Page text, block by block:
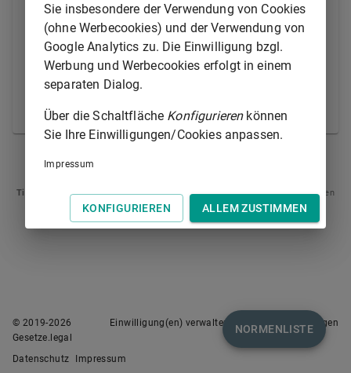
(2) Im Anwendungsbereich des § 34 Absatz 2 ist §
14 Absatz 1a der Baunutzungsverordnung nicht
anzuwenden; für die der öffentlichen Versorgung mit
Telekommunikationsdienstleistungen dienenden
Nebenanlagen gilt dort § 14 Absatz 2 der
Baunutzungsverordnung entsprechend.
§ 245C
Tipp
: Swipen Sie auf dem Bildschirm links oder rechts zur Navigation zwischen
Normen.
NORMENLISTE
© 2019-2026
Gesetze.legal
Einwilligung(en) verwalten Nutzungsbedingungen
Datenschutz Impressum
Sie insbesondere der Verwendung von Cookies
(ohne Werbecookies) und der Verwendung von
Google Analytics zu. Die Einwilligung bzgl.
Werbung und Werbecookies erfolgt in einem
separaten Dialog.
Über die Schaltfläche Konfigurierenkönnen
Sie Ihre Einwilligungen/Cookies anpassen.
Impressum
KONFIGURIEREN ALLEM ZUSTIMMEN